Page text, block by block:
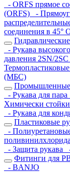
- ORFS прямое
(ORFS)
-
соединения в 45°
- Рукава
давления 2SN/2SC
Термопластиковые
(МБС)
Промышленные
- Рукава для пара
Химически
- Рукава для
Пластиковые
-
- Защита рукава
Фитинги для
- BANJO